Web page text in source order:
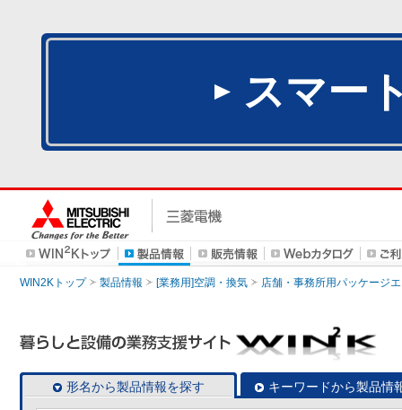
スマー
WIN2Kトップ 製品情報 [業務用]空調・換気 店舗・事務所用パッケージ
形名から製品情報を探す キーワードから製品情